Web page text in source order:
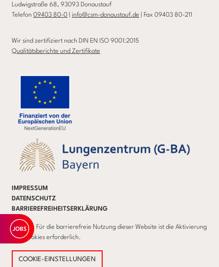
Ludwigstraße 68, 93093 Donaustauf
Telefon 09403 80-0 info@csm-donaustauf.de | Fax 09403 80-211
Wir sind zertifiziert nach DIN EN ISO 9001:2015
Qualitätsberichte und Zertifikate
IMPRESSUM
DATENSCHUTZ
BARRIEREFREIHEITSERKLÄRUNG
Hinweis: Für die barrierefreie Nutzung dieser Website ist die Aktivierung
von Cookies erforderlich.
COOKIE-EINSTELLUNGEN